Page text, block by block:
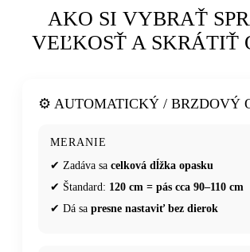
AKO SI VYBRAŤ
VEĽKOSŤ A SKRÁTIŤ
⚙️ AUTOMATICKÝ / BRZDOVÝ
MERANIE
✔ Zadáva sa celková dĺžka opasku
✔ Štandard: 120 cm = pás cca 90–110 cm
✔ Dá sa presne nastaviť bez dierok